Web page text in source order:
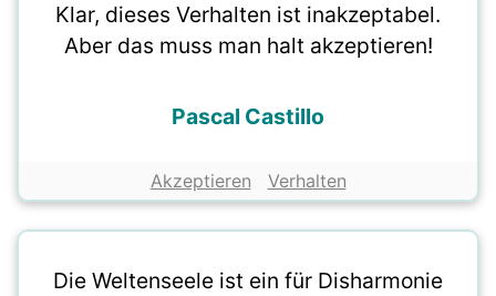
Klar, dieses Verhalten ist inakzeptabel.
Aber das muss man halt akzeptieren!
Pascal Castillo
Akzeptieren Verhalten
Die Weltenseele ist ein für Disharmonie